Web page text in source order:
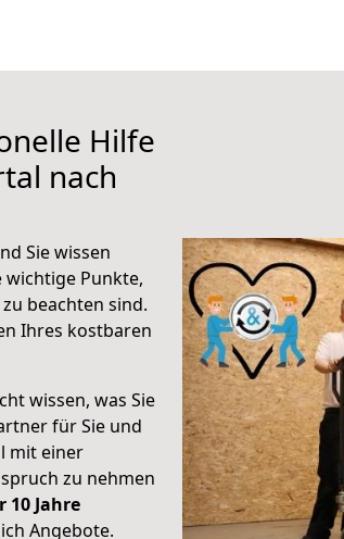
Hilfe
nach
Sie wissen
wichtige Punkte,
beachten sind.
Ihres kostbaren
wissen, was Sie
für Sie und
mit einer
zu nehmen
10 Jahre
Angebote.